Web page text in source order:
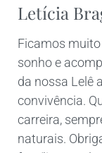
Letícia
Ficamos
sonho e
da nossa Lelê
convivência.
carreira,
naturais.